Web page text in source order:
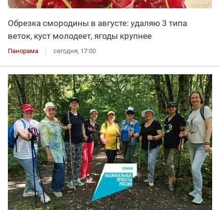
Обрезка смородины в августе: удаляю 3 типа
веток, куст молодеет, ягоды крупнее
Панорама сегодня, 17:00